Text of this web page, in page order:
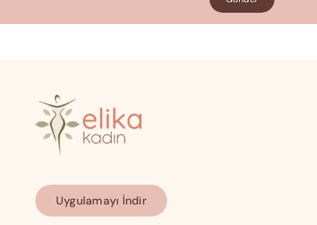
Uygulamayı İndir